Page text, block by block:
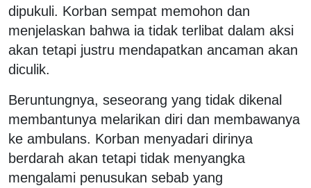
dipukuli. Korban sempat memohon dan
menjelaskan bahwa ia tidak terlibat dalam aksi
akan tetapi justru mendapatkan ancaman akan
diculik.
Beruntungnya, seseorang yang tidak dikenal
membantunya melarikan diri dan membawanya
ke ambulans. Korban menyadari dirinya
berdarah akan tetapi tidak menyangka
mengalami penusukan sebab yang